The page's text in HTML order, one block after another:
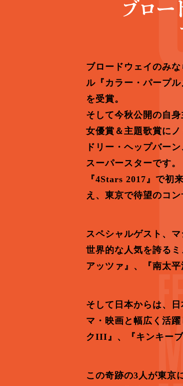
ブロードウェイのみ
ル『カラー・パープ
を受賞。
そして今秋公開の自
女優賞＆主題歌賞に
ドリー・ヘップバー
スーパースターです。
『4Stars 2017』で初
え、東京で待望のコン
スペシャルゲスト、
世界的な人気を誇る
アッツァ』、『南太
そして日本からは、
マ・映画と幅広く活
クIII』、『キンキー
この奇跡の3人が東京